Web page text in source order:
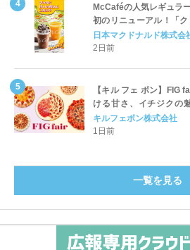
McCaféの人気レギュラ
初のリニューアル！「
ッペ」「マンゴースム
開始
日本マクドナルド株式会
2日前
【キル フェ ボン】FIG
ける甘さ、イチジクの
め、イチジク尽くしの全
ート
キルフェボン株式会社
1日前
一覧を見る